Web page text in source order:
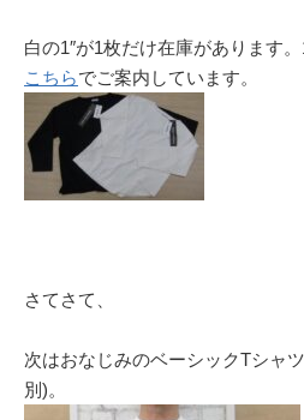
白の1″が1枚だけ在庫があります。
こちらでご案内しています。
さてさて、
次はおなじみのベーシックTシャ
別)。